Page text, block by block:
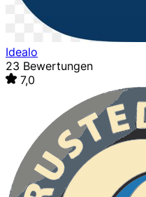
Idealo
23 Bewertungen
7,0